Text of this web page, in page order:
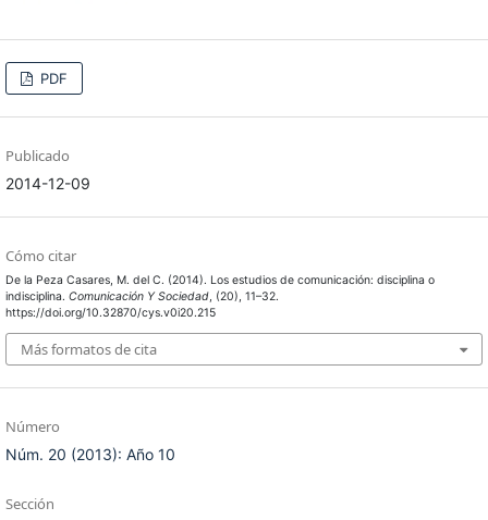
PDF
Publicado
2014-12-09
Cómo citar
De la Peza Casares, M. del C. (2014). Los estudios de comunicación: disciplina o
indisciplina. Comunicación Y Sociedad, (20), 11–32.
https://doi.org/10.32870/cys.v0i20.215
Más formatos de cita
Número
Núm. 20 (2013): Año 10
Sección